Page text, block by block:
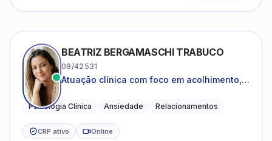
BEATRIZ BERGAMASCHI TRABUCO
08/42531
Atuação clínica com foco em acolhimento,
Psicologia Clínica Ansiedade Relacionamentos
CRP ativo Online